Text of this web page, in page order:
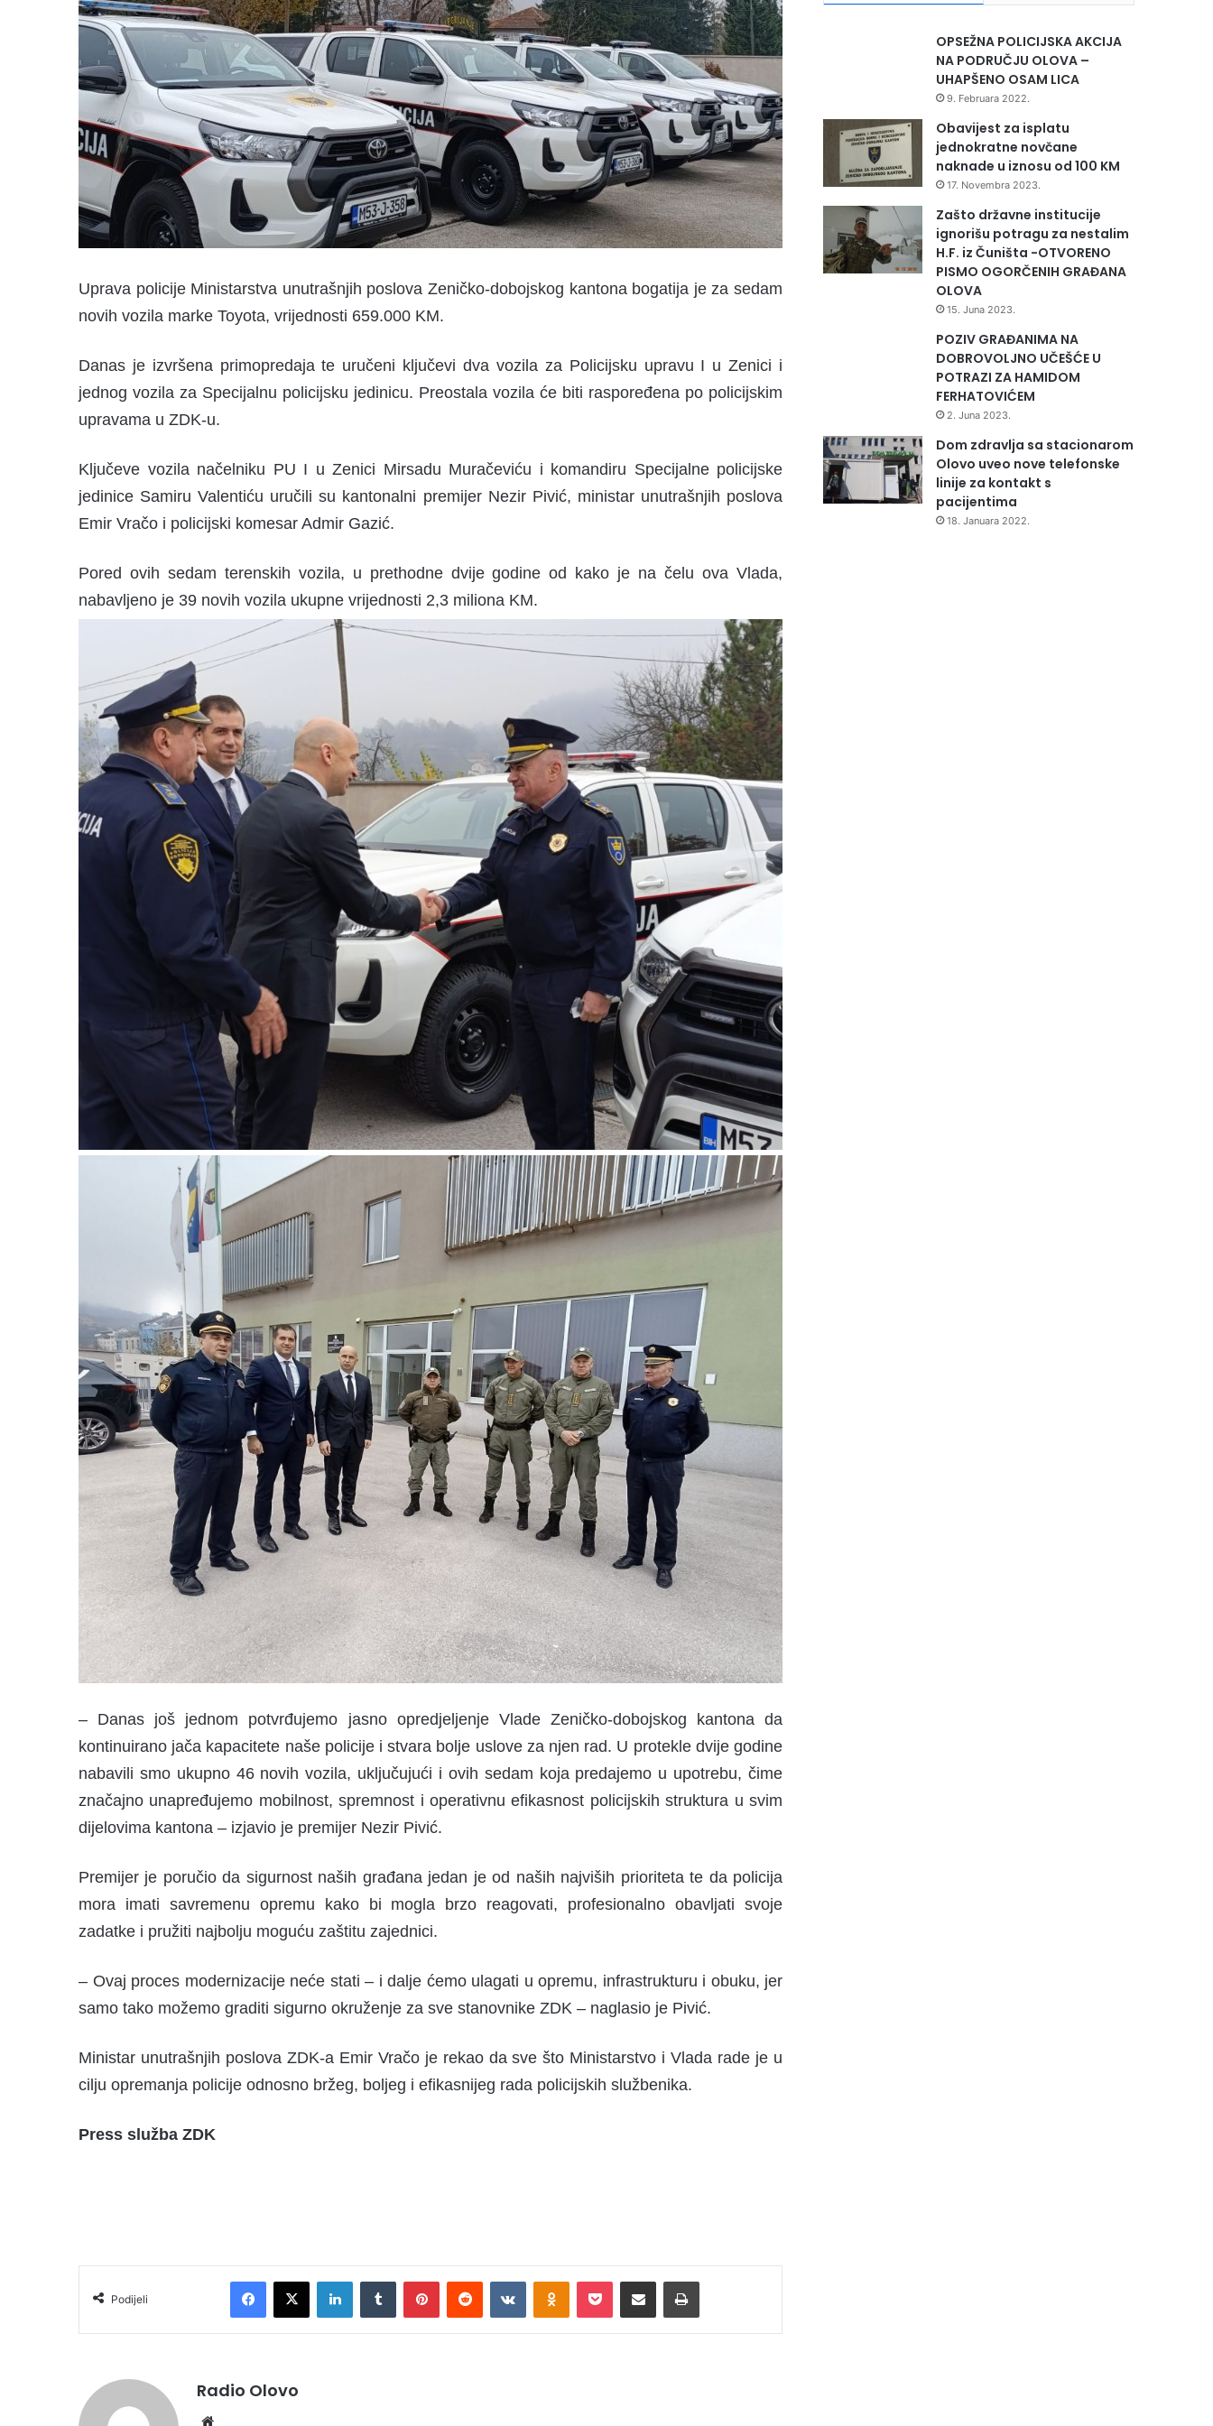
Uprava policije Ministarstva unutrašnjih poslova Zeničko-dobojskog kantona bogatija je za sedam
novih vozila marke Toyota, vrijednosti 659.000 KM.
Danas je izvršena primopredaja te uručeni ključevi dva vozila za Policijsku upravu I u Zenici i
jednog vozila za Specijalnu policijsku jedinicu. Preostala vozila će biti raspoređena po policijskim
upravama u ZDK-u.
Ključeve vozila načelniku PU I u Zenici Mirsadu Muračeviću i komandiru Specijalne policijske
jedinice Samiru Valentiću uručili su kantonalni premijer Nezir Pivić, ministar unutrašnjih poslova
Emir Vračo i policijski komesar Admir Gazić.
Pored ovih sedam terenskih vozila, u prethodne dvije godine od kako je na čelu ova Vlada,
nabavljeno je 39 novih vozila ukupne vrijednosti 2,3 miliona KM.
– Danas još jednom potvrđujemo jasno opredjeljenje Vlade Zeničko-dobojskog kantona da
kontinuirano jača kapacitete naše policije i stvara bolje uslove za njen rad. U protekle dvije godine
nabavili smo ukupno 46 novih vozila, uključujući i ovih sedam koja predajemo u upotrebu, čime
značajno unapređujemo mobilnost, spremnost i operativnu efikasnost policijskih struktura u svim
dijelovima kantona – izjavio je premijer Nezir Pivić.
Premijer je poručio da sigurnost naših građana jedan je od naših najviših prioriteta te da policija
mora imati savremenu opremu kako bi mogla brzo reagovati, profesionalno obavljati svoje
zadatke i pružiti najbolju moguću zaštitu zajednici.
– Ovaj proces modernizacije neće stati – i dalje ćemo ulagati u opremu, infrastrukturu i obuku, jer
samo tako možemo graditi sigurno okruženje za sve stanovnike ZDK – naglasio je Pivić.
Ministar unutrašnjih poslova ZDK-a Emir Vračo je rekao da sve što Ministarstvo i Vlada rade je u
cilju opremanja policije odnosno bržeg, boljeg i efikasnijeg rada policijskih službenika.
Press služba ZDK
Podijeli
Radio Olovo
OPSEŽNA POLICIJSKA AKCIJA
NA PODRUČJU OLOVA –
UHAPŠENO OSAM LICA
9. Februara 2022.
Obavijest za isplatu
jednokratne novčane
naknade u iznosu od 100 KM
17. Novembra 2023.
Zašto državne institucije
ignorišu potragu za nestalim
H.F. iz Čuništa -OTVORENO
PISMO OGORČENIH GRAĐANA
OLOVA
15. Juna 2023.
POZIV GRAĐANIMA NA
DOBROVOLJNO UČEŠĆE U
POTRAZI ZA HAMIDOM
FERHATOVIĆEM
2. Juna 2023.
Dom zdravlja sa stacionarom
Olovo uveo nove telefonske
linije za kontakt s
pacijentima
18. Januara 2022.